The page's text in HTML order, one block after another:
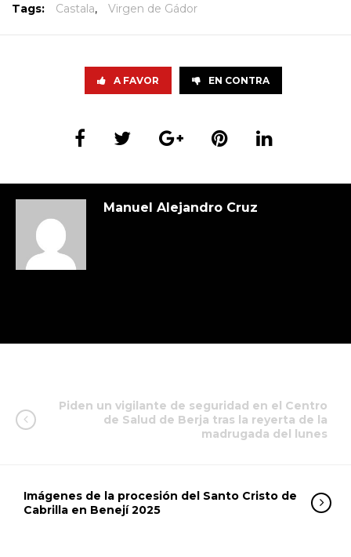
Tags: Castala, Virgen de Gádor
A FAVOR EN CONTRA
Manuel Alejandro Cruz
Piden un vigilante de seguridad en el Centro
de Salud de Berja tras la reyerta de la
madrugada del lunes
Imágenes de la procesión del Santo Cristo de
Cabrilla en Benejí 2025